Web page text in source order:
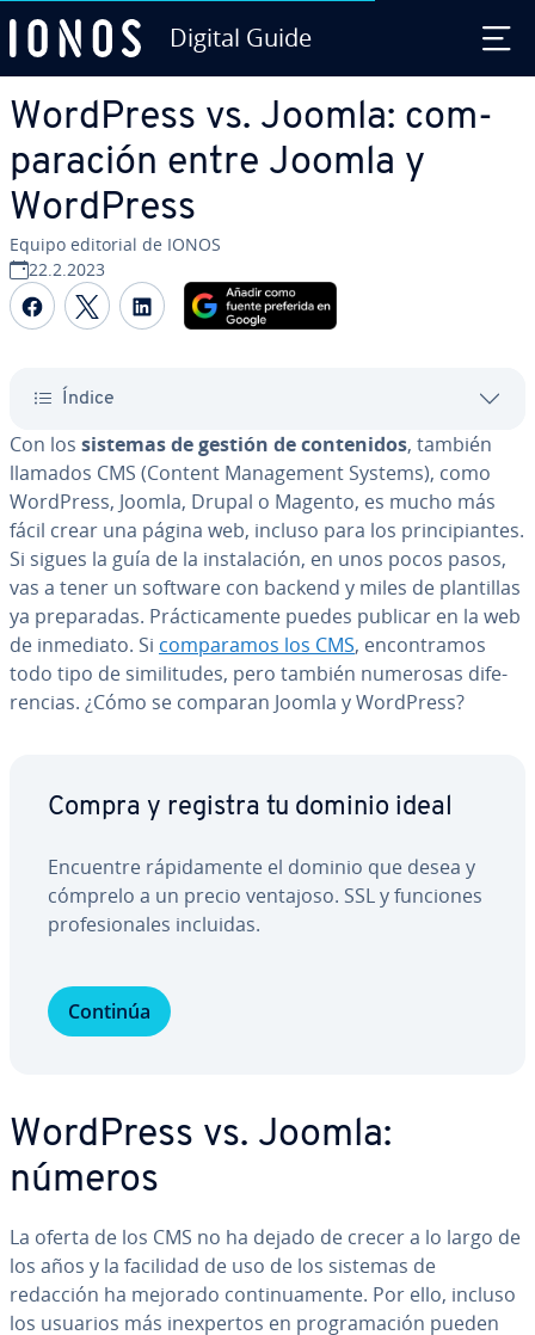
Digital Guide
WordPress vs. Joomla: co­m­
pa­ra­ción entre Joomla y
WordPress
Equipo editorial de IONOS
22.2.2023
Compartir Facebook
Compartir Twitter
Compartir LinkedIn
Índice
Con los sistemas de gestión de co­n­te­ni­dos, también
llamados CMS (Content Ma­na­ge­me­nt Systems), como
WordPress, Joomla, Drupal o Magento, es mucho más
fácil crear una página web, incluso para los pri­n­ci­pia­n­tes.
Si sigues la guía de la in­s­ta­la­ción, en unos pocos pasos,
vas a tener un software con backend y miles de pla­n­ti­llas
ya pre­pa­ra­das. Prá­c­ti­ca­me­n­te puedes publicar en la web
de inmediato. Si co­m­pa­ra­mos los CMS, en­co­n­tra­mos
todo tipo de si­mi­li­tu­des, pero también numerosas di­fe­
re­n­cias. ¿Cómo se comparan Joomla y WordPress?
Compra y registra tu dominio ideal
Encuentre rá­pi­da­me­n­te el dominio que desea y
cómprelo a un precio ventajoso. SSL y funciones
pro­fe­sio­na­les incluidas.
Continúa
WordPress vs. Joomla:
números
La oferta de los CMS no ha dejado de crecer a lo largo de
los años y la facilidad de uso de los sistemas de
redacción ha mejorado co­n­ti­nua­me­n­te. Por ello, incluso
los usuarios más in­e­x­pe­r­tos en pro­gra­ma­ción pueden